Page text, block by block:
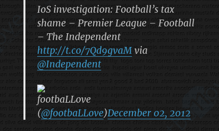
IoS investigation: Football’s tax
shame – Premier League – Football
– The Independent
http://t.co/7Qd9gvaMvia
@Independent
footbaLLove
(@footbaLLove)December 02, 2012